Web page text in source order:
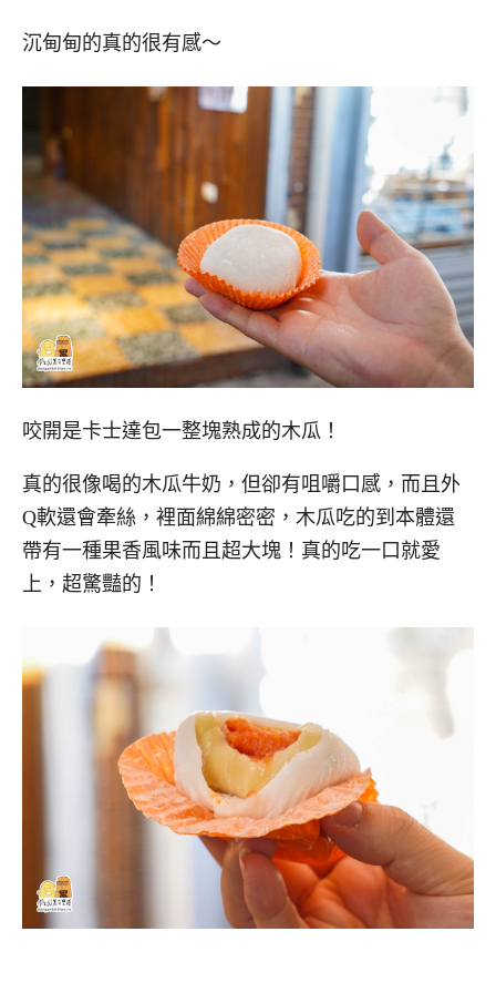
沉甸甸的真的很有感～
咬開是卡士達包一整塊熟成的木瓜！
真的很像喝的木瓜牛奶，但卻有咀嚼口感，而且外
Q軟還會牽絲，裡面綿綿密密，木瓜吃的到本體還
帶有一種果香風味而且超大塊！真的吃一口就愛
上，超驚豔的！